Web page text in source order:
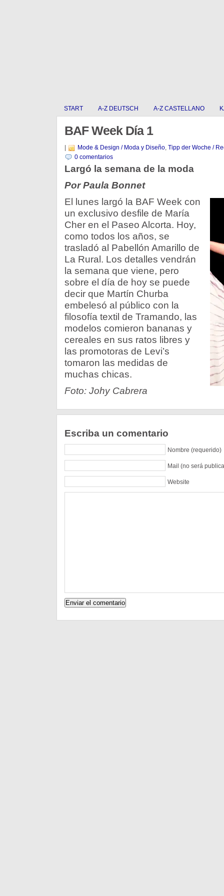
START A-Z DEUTSCH A-Z CASTELLANO
BAF Week Día 1
Mode & Design / Moda y Diseño, Tipp der Woche /
0 comentarios
Largó la semana de la moda
Por Paula Bonnet
El lunes largó la BAF Week con
un exclusivo desfile de María
Cher en el Paseo Alcorta. Hoy,
como todos los años, se
trasladó al Pabellón Amarillo de
La Rural. Los detalles vendrán
la semana que viene, pero
sobre el día de hoy se puede
decir que Martín Churba
embelesó al público con la
filosofía textil de Tramando, las
modelos comieron bananas y
cereales en sus ratos libres y
las promotoras de Levi’s
tomaron las medidas de
muchas chicas.
Foto: Johy Cabrera
Escriba un comentario
Nombre (requerido)
Mail (no será
Website